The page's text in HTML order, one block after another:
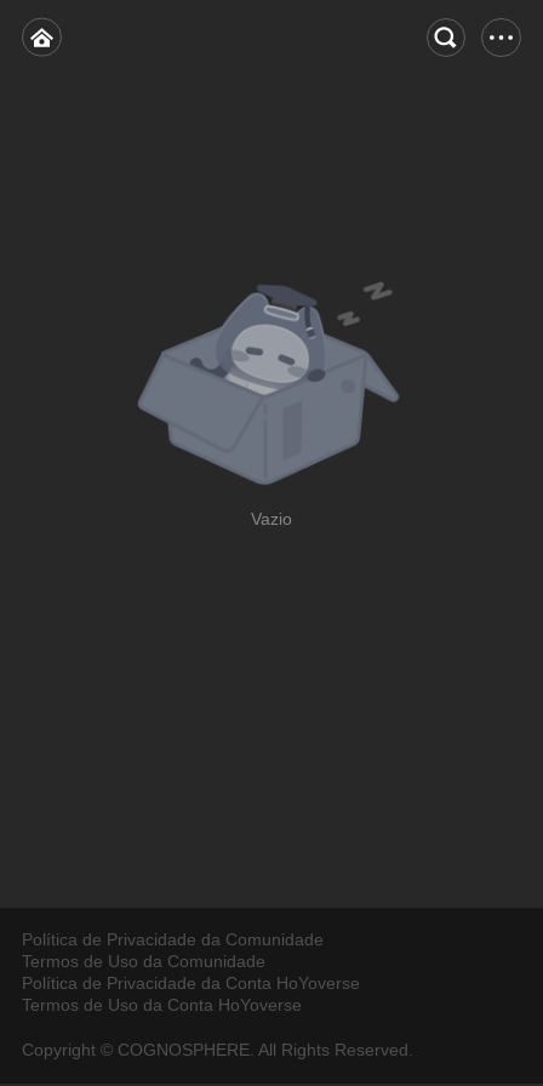
Vazio
Política de Privacidade da Comunidade
Termos de Uso da Comunidade
Política de Privacidade da Conta HoYoverse
Termos de Uso da Conta HoYoverse
Copyright © COGNOSPHERE. All Rights Reserved.